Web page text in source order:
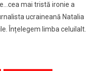
mai tristă ironie a
ucraineană Natalia
Înțelegem limba celuilalt.